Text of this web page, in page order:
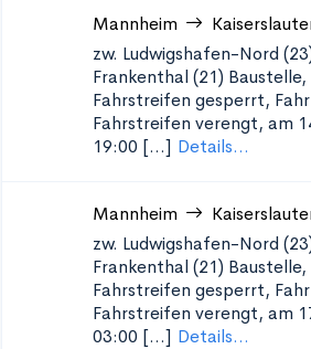
Mannheim
zw. Ludwigshafen-Nord
Frankenthal (21)
Fahrstreifen gesperrt,
Fahrstreifen verengt, am
19:00 [...] Details...
Mannheim
zw. Ludwigshafen-Nord
Frankenthal (21)
Fahrstreifen gesperrt,
Fahrstreifen verengt, am
03:00 [...] Details...